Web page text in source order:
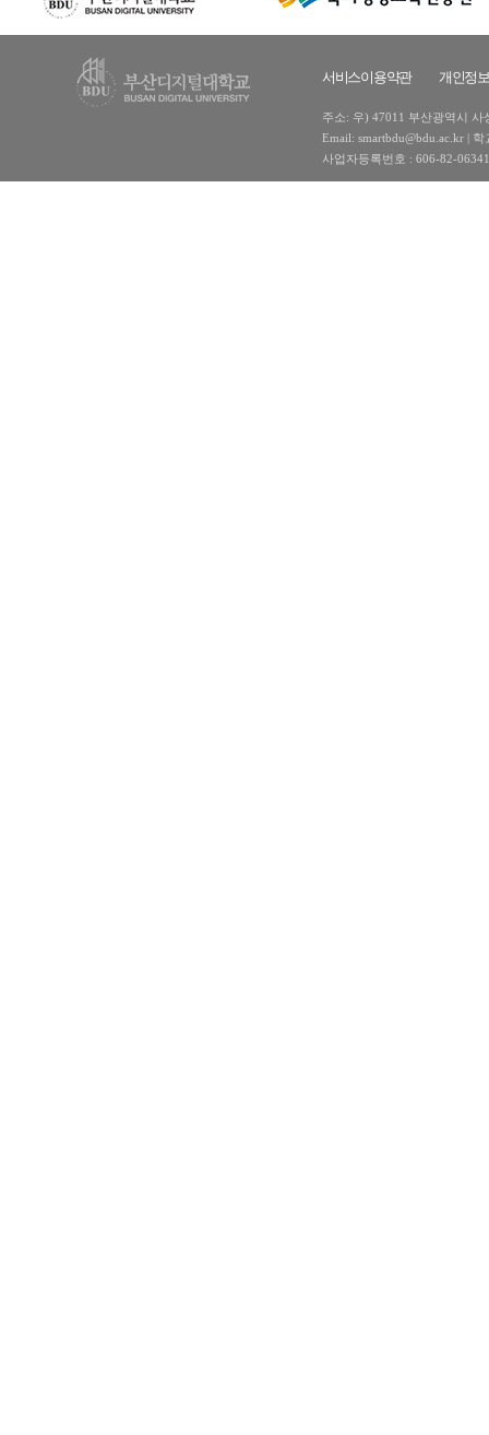
서비스이용약관 개인정
주소: 우) 47011 부산광역시 사
Email: smartbdu@bdu.ac.kr |
사업자등록번호 : 606-82-